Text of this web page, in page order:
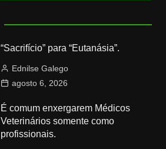
“Sacrifício” para “Eutanásia”.
Ednilse Galego
agosto 6, 2026
É comum enxergarem Médicos
Veterinários somente como
profissionais.